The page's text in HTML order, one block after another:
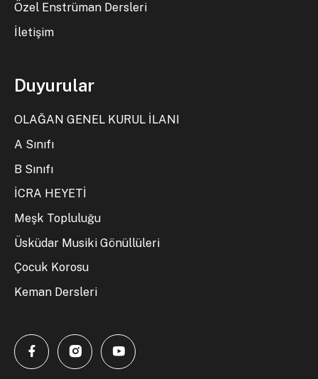
Özel Enstrüman Dersleri
İletişim
Duyurular
OLAĞAN GENEL KURUL İLANI
A Sınıfı
B Sınıfı
İCRA HEYETİ
Meşk Topluluğu
Üsküdar Musiki Gönüllüleri
Çocuk Korosu
Keman Dersleri